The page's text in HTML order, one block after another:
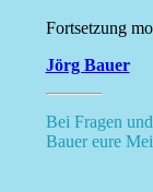
Fortsetzung
Jörg Bauer
Bei Fragen
Bauer eure